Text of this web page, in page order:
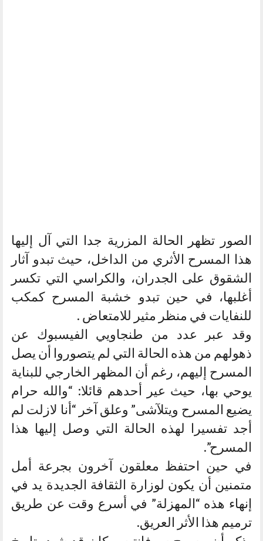
الصور تظهر الحالة المزرية جدا التي آل إليها
هذا المسرح الأثري من الداخل، حيث تبدو آثار
الشقوق على الجدران، والكراسي التي تكسر
أغلبها، في حين تبدو خشبة المسرح كمكب
للنفايات في منظر مثير للامتعاض .
وقد عبر عدد من طنجاويي الفيسبوك عن
ذهولهم من هذه الحالة التي لم يتصوروا أن يصل
المسرح إليهم، رغم أن المظهر الخارجي للبناية
يوحي بها، حيث عير أحدهم قائلا: “والله حرام
يضيع المسرح ويتلآشى” وعلق آخر “أنا لازلت لم
أجد تفسيرا لهذه الحالة التي وصل إليها هذا
المسرح”.
في حين احتفظ معلقون آخرون بجرعة أمل
متمنين أن يكون لوزارة الثقافة الجديدة يد في
إنهاء هذه “المهزلة” في أسرع وقت عن طريق
ترميم هذا الأثر العريق.